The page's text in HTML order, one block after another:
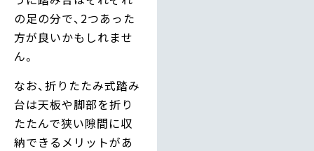
の足の分で、2つあった
方が良いかもしれませ
ん。
なお、折りたたみ式踏み
台は天板や脚部を折り
たたんで狭い隙間に収
納できるメリットがあ